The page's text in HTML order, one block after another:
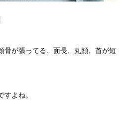
骨が張ってる、面長、丸顔、首が短
よね。